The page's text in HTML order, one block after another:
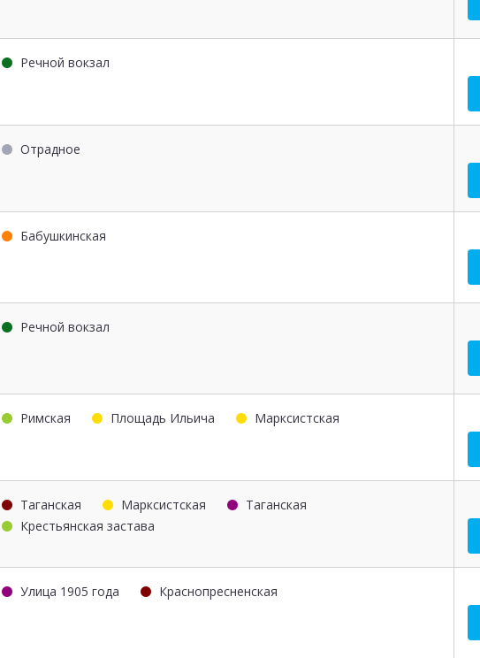
Речной вокзал
Отрадное
Бабушкинская
Речной вокзал
Римская Площадь Ильича Марксистская
Таганская Марксистская
Таганская
Крестьянская застава
Улица 1905 года Краснопресненская